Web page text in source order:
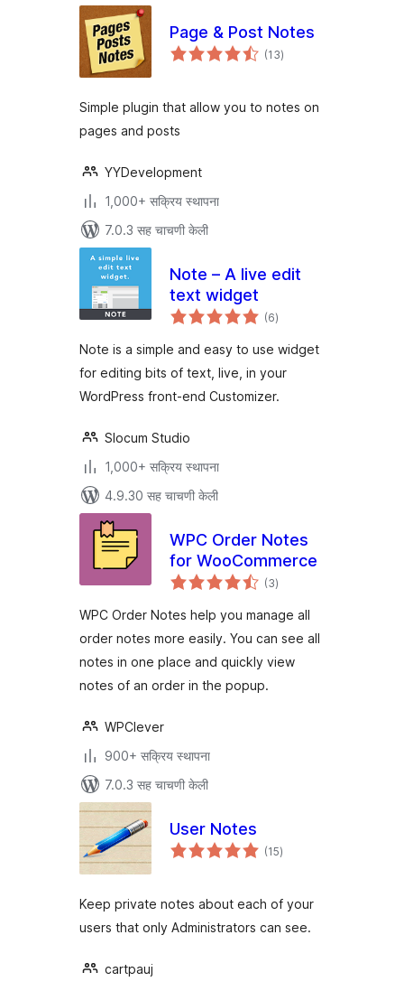
Page & Post Notes
(13एकूण
मूल्यांकन
)
Simple plugin that allow you to notes on
pages and posts
YYDevelopment
1,000+ सक्रिय स्थापना
7.0.3 सह चाचणी केली
Note – A live edit
text widget
(6एकूण
मूल्यांकन
)
Note is a simple and easy to use widget
for editing bits of text, live, in your
WordPress front-end Customizer.
Slocum Studio
1,000+ सक्रिय स्थापना
4.9.30 सह चाचणी केली
WPC Order Notes
for WooCommerce
(3एकूण
मूल्यांकन
)
WPC Order Notes help you manage all
order notes more easily. You can see all
notes in one place and quickly view
notes of an order in the popup.
WPClever
900+ सक्रिय स्थापना
7.0.3 सह चाचणी केली
User Notes
(15एकूण
मूल्यांकन
)
Keep private notes about each of your
users that only Administrators can see.
cartpauj